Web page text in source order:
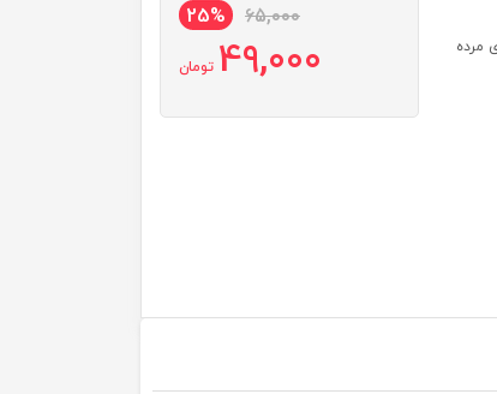
مرده
65,000
25%
49,000 تومان